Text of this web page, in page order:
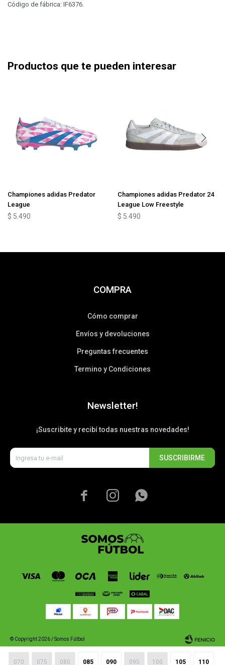
070 075 080 085 090 095 100 105 110
Código de fábrica: IF6376.
Productos que te pueden interesar
Championes adidas Predator
League
$ 5.490
Championes adidas Predator 24
League Low Freestyle
$ 5.490
COMPRA
Cómo comprar
Envíos y devoluciones
Preguntas frecuentes
Termino y Condiciones
Newsletter!
¡Suscribite y recibí todas nuestras novedades!
SUSCRIBIRME
  
© Copyright 2026 / Somos Fútbol